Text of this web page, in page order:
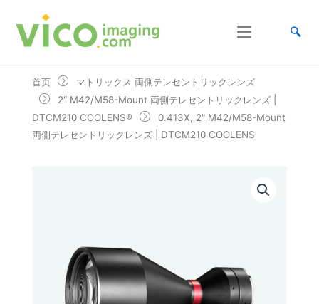
首页
マトリックス 両側テレセントリックレンズ
2″ M42/M58-Mount 両側テレセントリックレンズ |
DTCM210 COOLENS®
0.413X, 2" M42/M58-Mount
両側テレセントリックレンズ | DTCM210 COOLENS